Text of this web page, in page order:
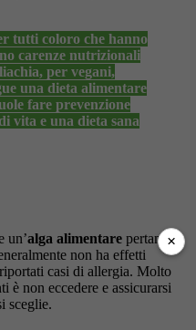
tutti coloro che hanno
carenze nutrizionali
per vegani,
una dieta alimentare
fare prevenzione
vita e una dieta sana
un’alga alimentare pertanto
non ha effetti
casi di allergia. Molto
è non eccedere e assicurarsi
sceglie.
×